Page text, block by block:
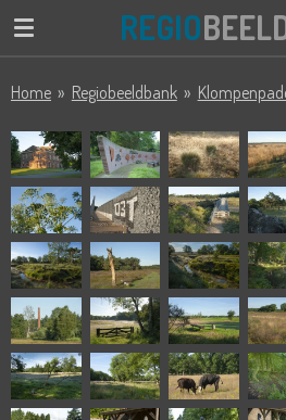
Ga
de
REGIO
Home » Regiobeeldbank »